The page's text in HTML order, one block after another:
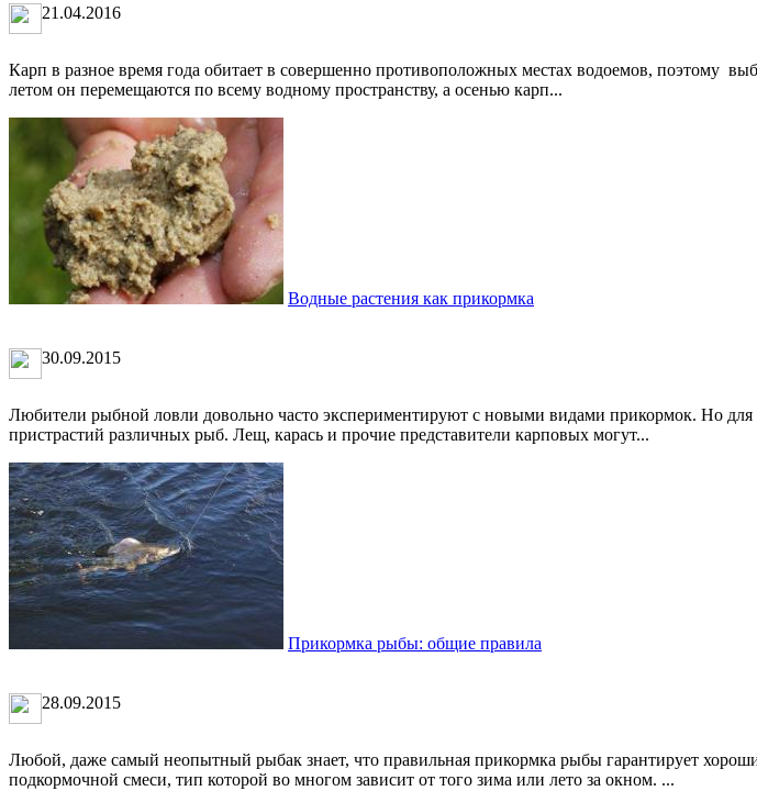
21.04.2016
Карп в разное время года обитает в совершенно противоположных местах водоемов, поэтому
летом он перемещаются по всему водному пространству, а осенью карп...
Водные растения как прикормка
30.09.2015
Любители рыбной ловли довольно часто экспериментируют с новыми видами прикормок. Но для
пристрастий различных рыб. Лещ, карась и прочие представители карповых могут...
Прикормка рыбы: общие правила
28.09.2015
Любой, даже самый неопытный рыбак знает, что правильная прикормка рыбы гарантирует
подкормочной смеси, тип которой во многом зависит от того зима или лето за окном. ...